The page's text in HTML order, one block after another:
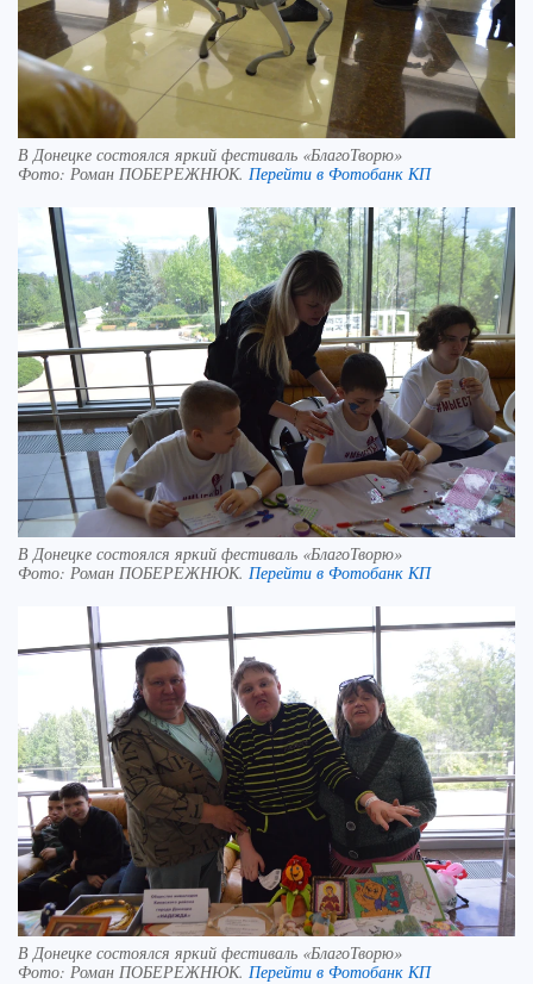
В Донецке состоялся яркий фестиваль «БлагоТворю»
Фото: Роман ПОБЕРЕЖНЮК. Перейти в Фотобанк КП
В Донецке состоялся яркий фестиваль «БлагоТворю»
Фото: Роман ПОБЕРЕЖНЮК. Перейти в Фотобанк КП
В Донецке состоялся яркий фестиваль «БлагоТворю»
Фото: Роман ПОБЕРЕЖНЮК. Перейти в Фотобанк КП